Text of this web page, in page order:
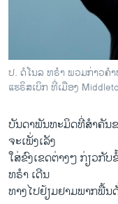
ວິທະຍາສາດ-ເທັກໂນໂລຈີ
ພາສາອັງກິດ
ວີດີໂອ
ລາຍການກະຈາຍສຽງ
ລາຍງານ
ຕິດຕາມພວກເຮົາ ທີ່
ປ. ດໍໂນລ ທຣຳ ພວມກ່າວ
ແຮຣິສເບິກ ທີ່ເມືອງ
ບັນດາພັນທະມິດທີ່ສຳຄັນ
ຈະເພັ່ງເລັງ
ໃສ່ຂົງເຂດຕ່າງໆ ກ່ຽວກັ
ທຣຳ ເດີນ
ທາງໄປຢ້ຽມຢາມພາກພື້ນ